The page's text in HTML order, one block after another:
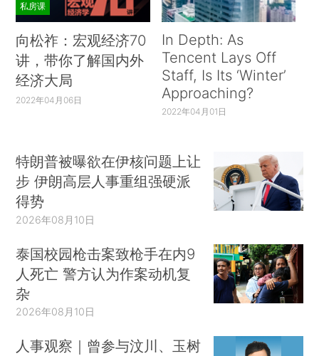
私房课
向松祚：宏观经济70
讲，带你了解国内外
经济大局
2022年04月06日
In Depth: As
Tencent Lays Off
Staff, Is Its ‘Winter’
Approaching?
2022年04月01日
特朗普被曝欲在伊核问题上让
步 伊朗高层人事重组强硬派
得势
2026年08月10日
泰国校园枪击案致枪手在内9
人死亡 警方认为作案动机复
杂
2026年08月10日
人事观察｜曾参与汶川、玉树